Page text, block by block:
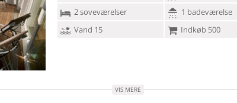
2 soveværelser
1 badeværelse
Vand 15
Indkøb 500
VIS MERE